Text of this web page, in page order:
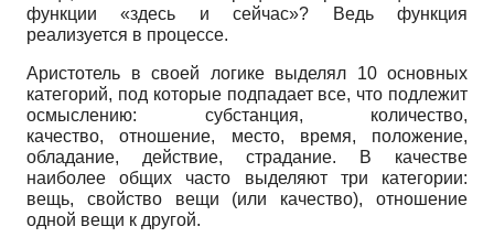
функции «здесь и сейчас»? Ведь функция
реализуется в процессе.
Аристотель в своей логике выделял 10 основных
категорий, под которые подпадает все, что подлежит
осмыслению: субстанция, количество,
качество, отношение, место, время, положение,
обладание, действие, страдание. В качестве
наиболее общих часто выделяют три категории:
вещь, свойство вещи (или качество), отношение
одной вещи к другой.